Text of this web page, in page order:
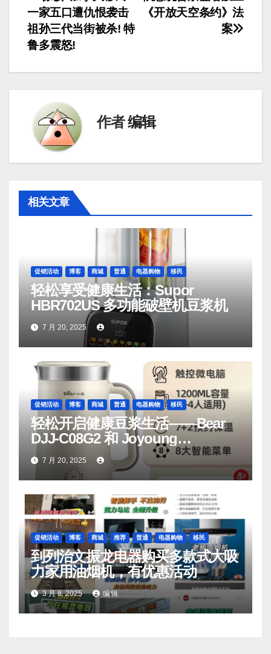
章
导
航
《开放天空条约》法
案
一家五口遭仇恨袭击
祖孙三代当街被杀! 特
鲁多震怒!
作者编辑
相关文章
促销活动 博客 商城 普通 电器购物 移民
轻松享受健康生活：Supor
HBR702US 多功能破壁机豆浆机
7 月 20, 2025
促销活动 博客 商城 普通 电器购物 移民
轻松开启健康豆浆生活——Bear
DJJ‑C08G2 和 Joyoung
DJ06M‑D53，你值得拥有
7 月 20, 2025
促销活动 博客 商城 推荐 普通 电器购物 移民
到列治文振龙电器购买多款式大吸
力家用油烟机，有优惠活动
3 月 8, 2025 编辑